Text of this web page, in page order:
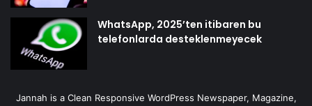
WhatsApp, 2025’ten itibaren bu
telefonlarda desteklenmeyecek
Jannah is a Clean Responsive WordPress Newspaper, Magazine,